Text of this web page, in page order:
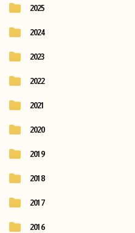
2025
2024
2023
2022
2021
2020
2019
2018
2017
2016